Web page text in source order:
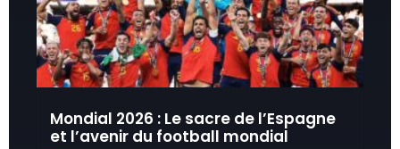
Mondial 2026 : Le sacre de l’Espagne
et l’avenir du football mondial